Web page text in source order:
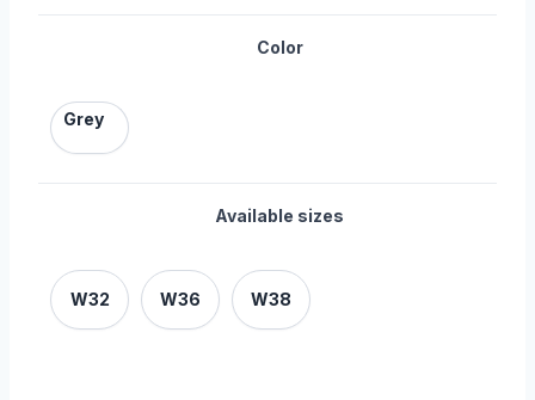
Color
Grey
Available sizes
W32 W36 W38